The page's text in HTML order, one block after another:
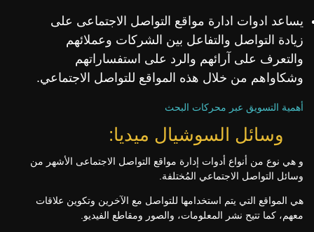
يساعد ادوات ادارة مواقع التواصل الاجتماعى على
زيادة التواصل والتفاعل بين الشرکات وعملائهم
والتعرف على آرائهم والرد على استفساراتهم
وشکاواهم من خلال هذه المواقع للتواصل الاجتماعي.
أهمية التسويق عبر محركات البحث
وسائل السوشيال ميديا:
و هي نوع من أنواع أدوات إدارة مواقع التواصل الاجتماعى الأشهر من
وسائل التواصل الاجتماعي المُختلفة.
هي المواقع التي يتم استخدامها للتواصل مع الآخرين وتكوين علاقات
معهم، كما تتيح نشر المعلومات، والصور ومقاطع الفيديو.